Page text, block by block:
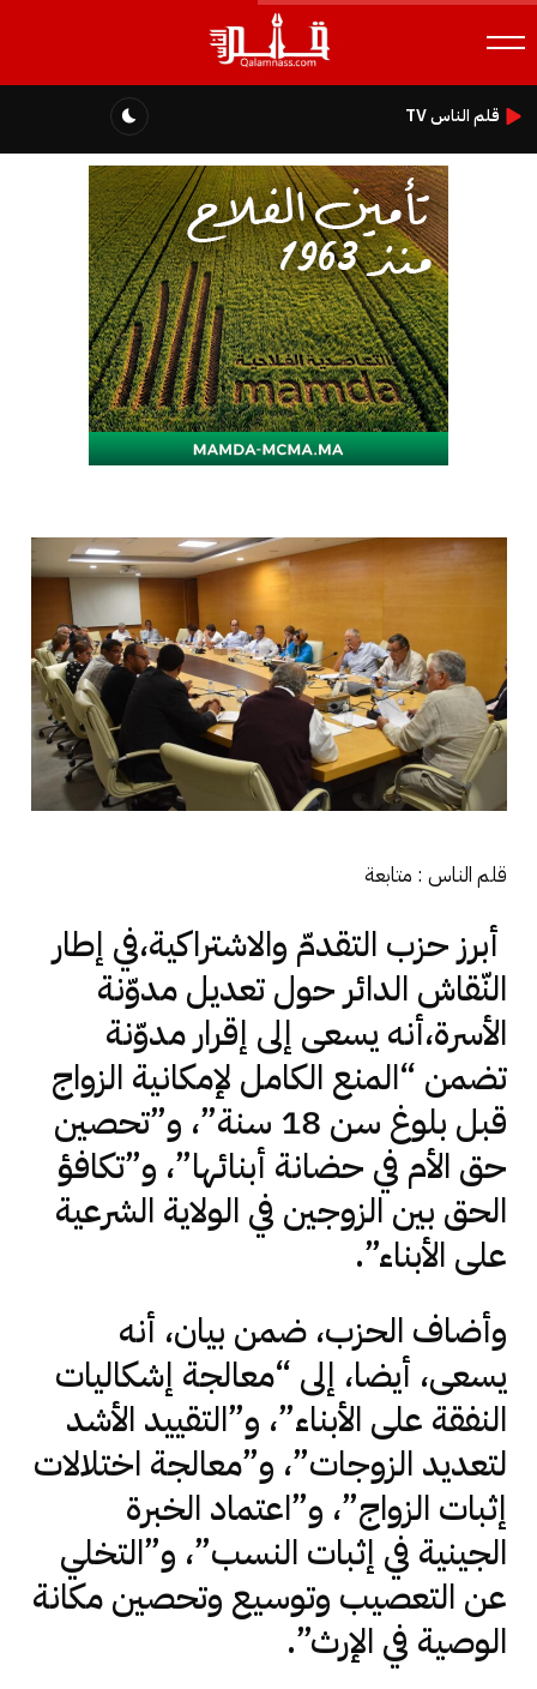
قلم الناس TV
قلم الناس : متابعة
أبرز حزب التقدمّ والاشتراكية،في إطار
النّقاش الدائر حول تعديل مدوّنة
الأسرة،أنه يسعى إلى إقرار مدوّنة
تضمن “المنع الكامل لإمكانية الزواج
قبل بلوغ سن 18 سنة”، و”تحصين
حق الأم في حضانة أبنائها”، و”تكافؤ
الحق بين الزوجين في الولاية الشرعية
على الأبناء”.
وأضاف الحزب، ضمن بيان، أنه
يسعى، أيضا، إلى “معالجة إشكاليات
النفقة على الأبناء”، و”التقييد الأشد
لتعديد الزوجات”، و”معالجة اختلالات
إثبات الزواج”، و”اعتماد الخبرة
الجينية في إثبات النسب”، و”التخلي
عن التعصيب وتوسيع وتحصين مكانة
الوصية في الإرث”.